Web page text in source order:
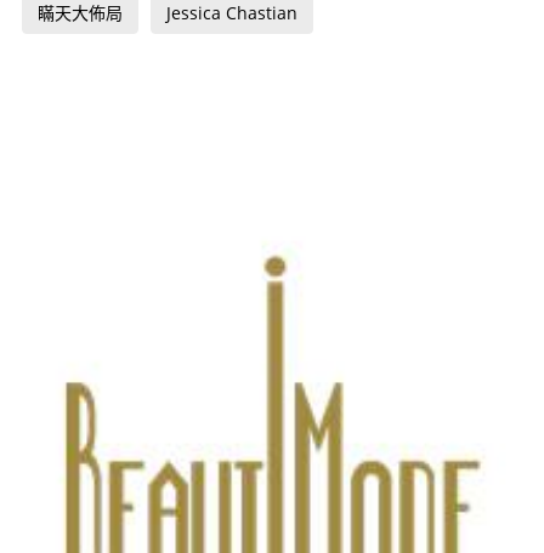
瞞天大佈局 Jessica Chastian